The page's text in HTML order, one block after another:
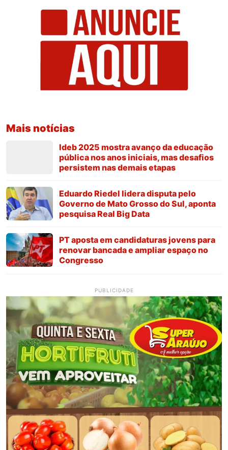
Mais notícias
Ideb 2025 mostra avanço da educação
pública nos anos iniciais, mas desafios
persistem nas demais etapas
Eduardo Riedel lidera disputa pelo
Governo de Mato Grosso do Sul, aponta
pesquisa Real Big Data
PT aposta em candidaturas jovens para
renovar bancada e ampliar espaço no
Congresso
PUBLICIDADE